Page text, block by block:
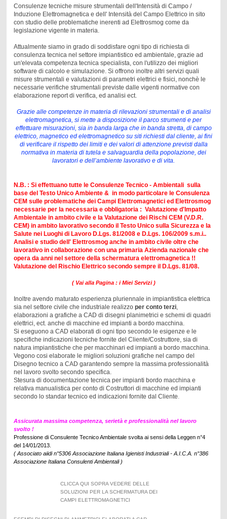
Consulenze tecniche misure strumentali dell'Intensità di Campo /
Induzione Elettromagnetica e dell' Intensità del Campo Elettrico in sito
con studio delle problematiche inerenti ad Elettrosmog come da
legislazione vigente in materia.
Attualmente siamo in grado di soddisfare ogni tipo di richiesta di
consulenza tecnica nel settore impiantistico ed ambientale, grazie ad
un'elevata competenza tecnica specialista, con l'utilizzo dei migliori
software di calcolo e simulazione. Si offrono inoltre altri servizi quali
misure strumentali e valutazioni di parametri elettrici e fisici, nonchè le
necessarie verifiche strumentali previste dalle vigenti normative con
elaborazione report di verifica, ed analisi ect.
Grazie alle competenze in materia di rilevazioni strumentali e di analisi
elettromagnetica, si mette a disposizione il parco strumenti e per
effettuare misurazioni, sia in banda larga che in banda stretta, di campo
elettrico, magnetico ed elettromagnetico su siti richiesti dal cliente, ai fini
di verificare il rispetto dei limiti e dei valori di attenzione previsti dalla
normativa in materia di tutela e salvaguardia della popolazione, dei
lavoratori e dell’ambiente lavorativo e di vita.
N.B. : Si effettuano tutte le Consulenze Tecnico - Ambientali sulla
base del Testo Unico Ambiente & in modo particolare le Consulenza
CEM sulle problematiche dei Campi Elettromagnetici ed Elettrosmog
necessarie per la necessaria e obbligatoria : Valutazione d'Impatto
Ambientale in ambito civile e la Valutazione dei Rischi CEM (V.D.R.
CEM) in ambito lavorativo secondo il Testo Unico sulla Sicurezza e la
Salute nei Luoghi di Lavoro D.Lgs. 81/2008 e D.Lgs. 106/2009 s.m.i..
Analisi e studio dell' Elettrosmog anche in ambito civile oltre che
lavorativo in collaborazione con una primaria Azienda nazionale che
opera da anni nel settore della schermatura elettromagnetica !!
Valutazione del Rischio Elettrico secondo sempre il D.Lgs. 81/08.
( Vai alla Pagina : i Miei Servizi )
Inoltre avendo maturato esperienza pluriennale in impiantistica elettrica
sia nel settore civile che industriale realizzo per conto terzi,
elaborazioni a grafiche a CAD di disegni planimetrici e schemi di quadri
elettrici, ect. anche di macchine ed impianti a bordo macchina.
Si eseguono a CAD elaborati di ogni tipo secondo le esigenze e le
specifiche indicazioni tecniche fornite del Cliente/Costruttore, sia di
natura impiantistiche che per macchinari ed impianti a bordo macchina.
Vegono cosi elaborate le migliori soluzioni grafiche nel campo del
Disegno tecnico a CAD garantendo sempre la massima professionalità
nel lavoro svolto secondo specifica.
Stesura di documentazione tecnica per impianti bordo macchina e
relativa manualistica per conto di Costruttori di macchine ed impianti
secondo lo standar tecnico ed indicazioni fornite dal Cliente.
Assicurata massima competenza, serietà e professionalità nel lavoro
svolto !
Professione di Consulente Tecnico Ambientale svolta ai sensi della Leggen n°4
del 14/01/2013.
( Associato aiidi n°5306 Associazione Italiana Igienisti Industriali - A.I.C.A. n°386
Associazione Italiana Consulenti Ambientali )
CLICCA QUI SOPRA VEDERE DELLE
SOLUZIONI PER LA SCHERMATURA DEI
CAMPI ELETTROMAGNETICI